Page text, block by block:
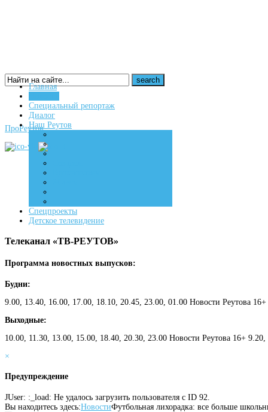
16+
ПроРеутов
Главная
Специальный репортаж
Диалог
Наш Реутов
Спецпроекты
Детское телевидение
Телеканал «ТВ-РЕУТОВ»
Программа новостных выпусков:
Будни:
9.00, 13.40, 16.00, 17.00, 18.10, 20.45, 23.00, 01.00 Новости Реутова
Выходные:
10.00, 11.30, 13.00, 15.00, 18.40, 20.30, 23.00 Новости Реутова 16+
×
Предупреждение
JUser: :_load: Не удалось загрузить пользователя с ID 92.
Вы находитесь здесь:НовостиФутбольная лихорадка: все больше